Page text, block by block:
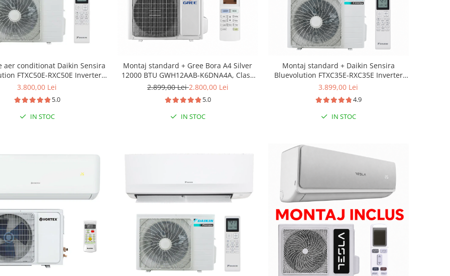
aer conditionat Daikin Sensira
FTXC50E-RXC50E Inverter
Wi-fi, filtru dezodorizare,
automata racire-incalzire
3.800,00 Lei
5.0
IN STOC
Montaj standard + Gree Bora A4 Silver
12000 BTU GWH12AAB-K6DNA4A, Clasa
A++ Wifi - Gree
2.899,00 Lei2.800,00 Lei
5.0
IN STOC
Montaj standard + Daikin Sensira
Bluevolution FTXC35E-RXC35E Inverter
12000 BTU - Daikin
3.899,00 Lei
4.9
IN STOC